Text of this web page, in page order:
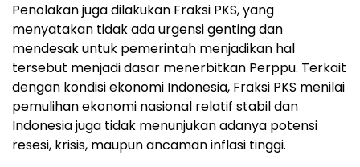
Penolakan juga dilakukan Fraksi PKS, yang
menyatakan tidak ada urgensi genting dan
mendesak untuk pemerintah menjadikan hal
tersebut menjadi dasar menerbitkan Perppu. Terkait
dengan kondisi ekonomi Indonesia, Fraksi PKS menilai
pemulihan ekonomi nasional relatif stabil dan
Indonesia juga tidak menunjukan adanya potensi
resesi, krisis, maupun ancaman inflasi tinggi.